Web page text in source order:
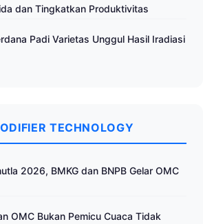
dan Tingkatkan Produktivitas
Padi Varietas Unggul Hasil Iradiasi
TECHNOLOGY
2026, BMKG dan BNPB Gelar OMC
OMC Bukan Pemicu Cuaca Tidak